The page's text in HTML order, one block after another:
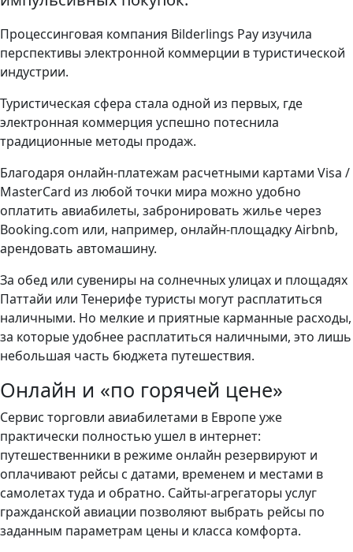
Процессинговая компания Bilderlings Pay изучила
перспективы электронной коммерции в туристической
индустрии.
Туристическая сфера стала одной из первых, где
электронная коммерция успешно потеснила
традиционные методы продаж.
Благодаря онлайн-платежам расчетными картами Visa /
MasterCard из любой точки мира можно удобно
оплатить авиабилеты, забронировать жилье через
Booking.com или, например, онлайн-площадку Airbnb,
арендовать автомашину.
За обед или сувениры на солнечных улицах и площадях
Паттайи или Тенерифе туристы могут расплатиться
наличными. Но мелкие и приятные карманные расходы,
за которые удобнее расплатиться наличными, это лишь
небольшая часть бюджета путешествия.
Онлайн и «по горячей цене»
Сервис торговли авиабилетами в Европе уже
практически полностью ушел в интернет:
путешественники в режиме онлайн резервируют и
оплачивают рейсы с датами, временем и местами в
самолетах туда и обратно. Сайты-агрегаторы услуг
гражданской авиации позволяют выбрать рейсы по
заданным параметрам цены и класса комфорта.